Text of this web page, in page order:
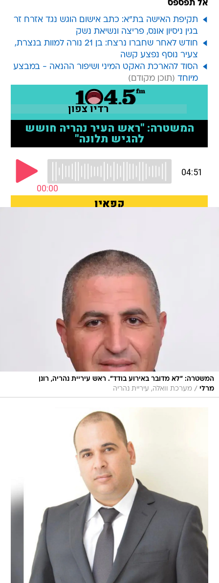
בגין ניסיון אונס, פריצה ונשיאת נשק
חודש לאחר שחברו נרצח: בן 21 נורה למוות בנצרת,
צעיר נוסף נפצע קשה
הסוד להארכת האקט המיני ושיפור ההנאה - במבצע
מיוחד
המשטרה: "לא מדובר באירוע בודד". ראש עיריית נהריה, רונן
מערכת וואלה, עיריית נהריה
אתר רשמי, ללא קרדיט